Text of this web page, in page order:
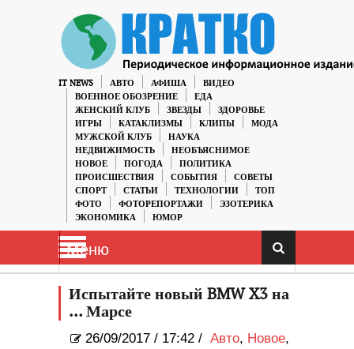
IT NEWS АВТО АФИША
ВИДЕО
ВОЕННОЕ ОБОЗРЕНИЕ
ЕДА
ЖЕНСКИЙ КЛУБ
ЗВЕЗДЫ
ЗДОРОВЬЕ
ИГРЫ
КАТАКЛИЗМЫ КЛИПЫ
МОДА
МУЖСКОЙ КЛУБ
НАУКА
НЕДВИЖИМОСТЬ
НЕОБЪЯСНИМОЕ
НОВОЕ
ПОГОДА
ПОЛИТИКА
ПРОИСШЕСТВИЯ
СОБЫТИЯ
СОВЕТЫ
СПОРТ
СТАТЬИ ТЕХНОЛОГИИ
ТОП
ФОТО
ФОТОРЕПОРТАЖИ
ЭЗОТЕРИКА
ЭКОНОМИКА
ЮМОР
Меню
Испытайте новый BMW X3 на
… Марсе
26/09/2017 / 17:42 / Авто, Новое,